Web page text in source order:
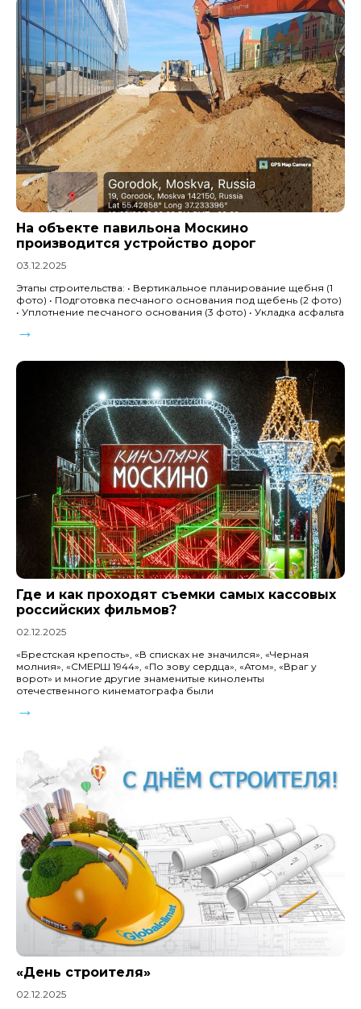
На объекте павильона Москино
производится устройство дорог
03.12.2025
Этапы строительства: • Вертикальное планирование щебня (1
фото) • Подготовка песчаного основания под щебень (2 фото)
• Уплотнение песчаного основания (3 фото) • Укладка асфальта
→
Где и как проходят съемки самых кассовых
российских фильмов?
02.12.2025
«Брестская крепость», «В списках не значился», «Черная
молния», «СМЕРШ 1944», «По зову сердца», «Атом», «Враг у
ворот» и многие другие знаменитые киноленты
отечественного кинематографа были
→
«День строителя»
02.12.2025